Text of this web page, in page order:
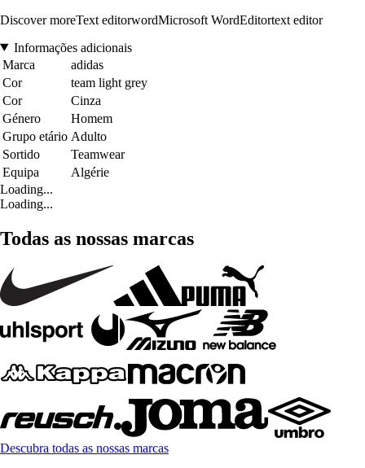
Discover moreText editorwordMicrosoft WordEditortext editor
Informações adicionais
Marca
adidas
Cor
team light grey
Cor
Cinza
Género
Homem
Grupo etário Adulto
Sortido
Teamwear
Equipa
Algérie
Loading...
Loading...
Todas as nossas marcas
Descubra todas as nossas marcas